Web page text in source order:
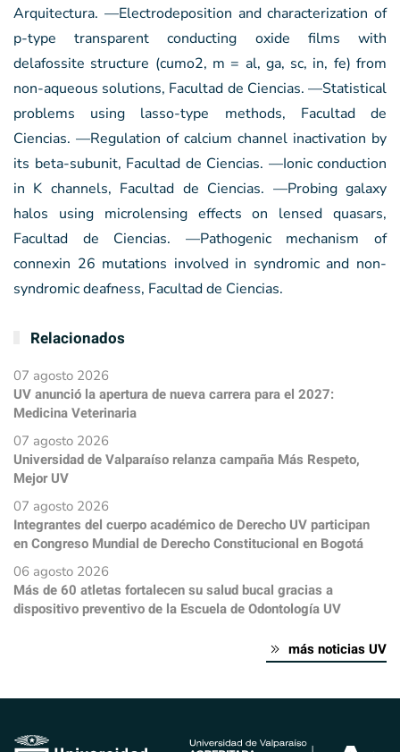
Arquitectura. —Electrodeposition and characterization of
p-type transparent conducting oxide films with
delafossite structure (cumo2, m = al, ga, sc, in, fe) from
non-aqueous solutions, Facultad de Ciencias. —Statistical
problems using lasso-type methods, Facultad de
Ciencias. —Regulation of calcium channel inactivation by
its beta-subunit, Facultad de Ciencias. —Ionic conduction
in K channels, Facultad de Ciencias. —Probing galaxy
halos using microlensing effects on lensed quasars,
Facultad de Ciencias. —Pathogenic mechanism of
connexin 26 mutations involved in syndromic and non-
syndromic deafness, Facultad de Ciencias.
Relacionados
07 agosto 2026
UV anunció la apertura de nueva carrera para el 2027:
Medicina Veterinaria
07 agosto 2026
Universidad de Valparaíso relanza campaña Más Respeto,
Mejor UV
07 agosto 2026
Integrantes del cuerpo académico de Derecho UV participan
en Congreso Mundial de Derecho Constitucional en Bogotá
06 agosto 2026
Más de 60 atletas fortalecen su salud bucal gracias a
dispositivo preventivo de la Escuela de Odontología UV
más noticias UV